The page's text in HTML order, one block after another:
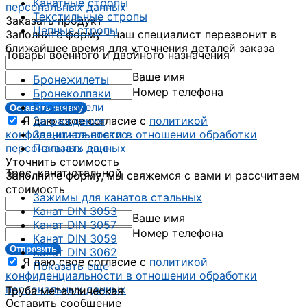
Канатные стропы
Текстильные стропы
Цепные стропы
Товары военного и двойного назначения
Бронежилеты
Бронеколпаки
Бронепанели
Заграждения
Защитное стекло
Показать еще
Трос, канат стальной
Зажимы для канатов стальных
Канат DIN 3053
Канат DIN 3057
Канат DIN 3059
Канат DIN 3062
Показать еще
Труба металлическая
персональных данных
Заказать продукт
Заполните форму - наш специалист перезвонит в
ближайшее время для уточнения деталей заказа
Ваше имя
Номер телефона
Оставить заявку
Я даю свое согласие с политикой
конфиденциальности в отношении обработки
персональных данных
Уточнить стоимость
Заполните форму, мы свяжемся с вами и рассчитаем
стоимость
Ваше имя
Номер телефона
Отправить
Я даю свое согласие с политикой
конфиденциальности в отношении обработки
персональных данных
Оставить сообщение